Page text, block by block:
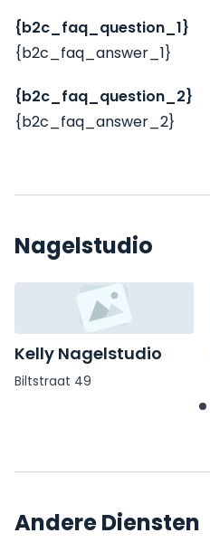
{b2c_faq_question_1}
{b2c_faq_answer_1}
{b2c_faq_question_2}
{b2c_faq_answer_2}
Nagelstudio
Kelly Nagelstudio
Biltstraat 49
Andere Diensten